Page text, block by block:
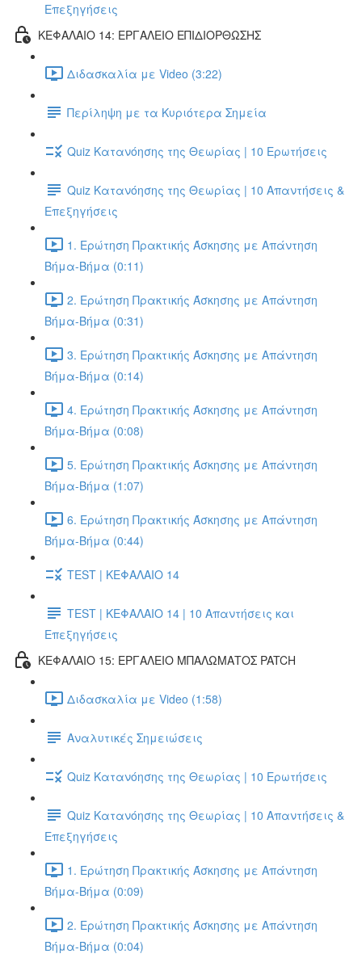
Επεξηγήσεις
ΚΕΦΑΛΑΙΟ 14: ΕΡΓΑΛΕΙΟ ΕΠΙΔΙΟΡΘΩΣΗΣ
Διδασκαλία με Video (3:22)
Περίληψη με τα Κυριότερα Σημεία
Quiz Κατανόησης της Θεωρίας | 10 Ερωτήσεις
Quiz Κατανόησης της Θεωρίας | 10 Απαντήσεις &
Επεξηγήσεις
1. Ερώτηση Πρακτικής Άσκησης με Απάντηση
Βήμα-Βήμα (0:11)
2. Ερώτηση Πρακτικής Άσκησης με Απάντηση
Βήμα-Βήμα (0:31)
3. Ερώτηση Πρακτικής Άσκησης με Απάντηση
Βήμα-Βήμα (0:14)
4. Ερώτηση Πρακτικής Άσκησης με Απάντηση
Βήμα-Βήμα (0:08)
5. Ερώτηση Πρακτικής Άσκησης με Απάντηση
Βήμα-Βήμα (1:07)
6. Ερώτηση Πρακτικής Άσκησης με Απάντηση
Βήμα-Βήμα (0:44)
TEST | ΚΕΦΑΛΑΙΟ 14
TEST | ΚΕΦΑΛΑΙΟ 14 | 10 Απαντήσεις και
Επεξηγήσεις
ΚΕΦΑΛΑΙΟ 15: ΕΡΓΑΛΕΙΟ ΜΠΑΛΩΜΑΤΟΣ PATCH
Διδασκαλία με Video (1:58)
Αναλυτικές Σημειώσεις
Quiz Κατανόησης της Θεωρίας | 10 Ερωτήσεις
Quiz Κατανόησης της Θεωρίας | 10 Απαντήσεις &
Επεξηγήσεις
1. Ερώτηση Πρακτικής Άσκησης με Απάντηση
Βήμα-Βήμα (0:09)
2. Ερώτηση Πρακτικής Άσκησης με Απάντηση
Βήμα-Βήμα (0:04)